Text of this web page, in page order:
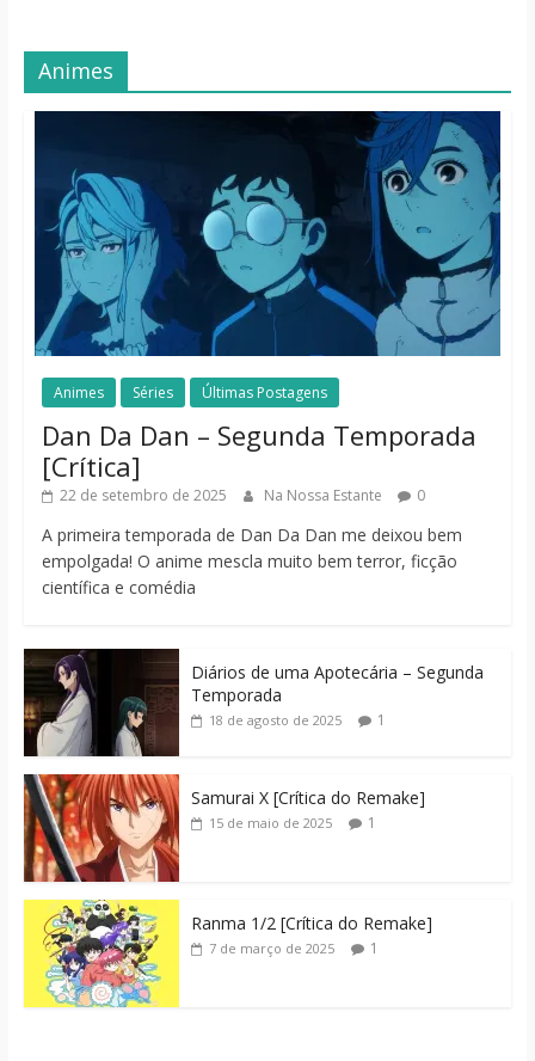
Animes
Animes Séries Últimas Postagens
Dan Da Dan – Segunda Temporada
[Crítica]
22 de setembro de 2025 Na Nossa Estante 0
A primeira temporada de Dan Da Dan me deixou bem
empolgada! O anime mescla muito bem terror, ficção
científica e comédia
Diários de uma Apotecária – Segunda
Temporada
18 de agosto de 2025 1
Samurai X [Crítica do Remake]
15 de maio de 2025 1
Ranma 1/2 [Crítica do Remake]
7 de março de 2025 1